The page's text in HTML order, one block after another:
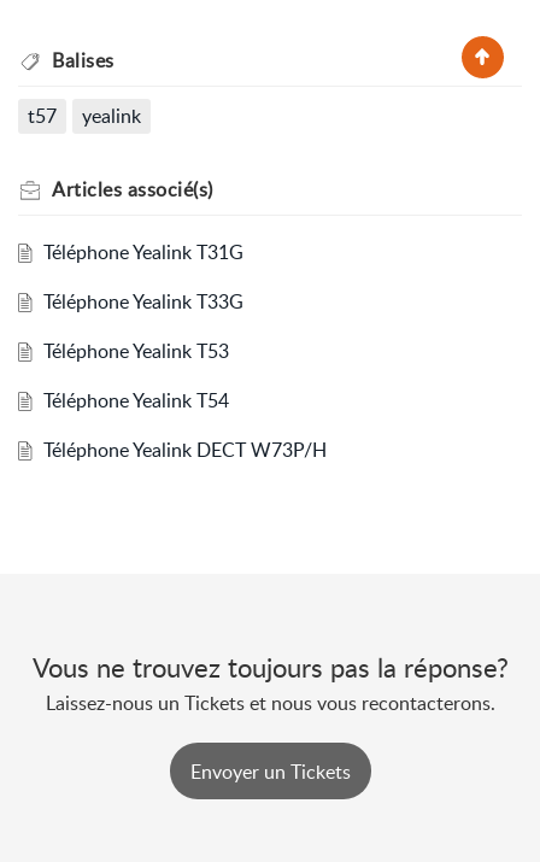
Balises
t57 yealink
Articles associé(s)
Téléphone Yealink T31G
Téléphone Yealink T33G
Téléphone Yealink T53
Téléphone Yealink T54
Téléphone Yealink DECT W73P/H
Vous ne trouvez toujours pas la réponse?
Laissez-nous un Tickets et nous vous recontacterons.
Envoyer un Tickets